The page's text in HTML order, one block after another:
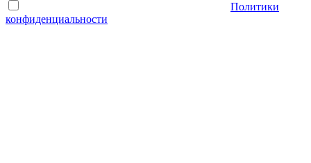
Политики
конфиденциальности